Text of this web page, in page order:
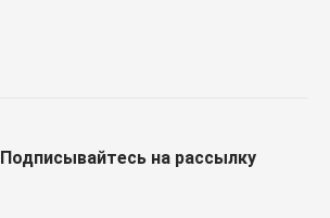
Подписывайтесь на рассылку